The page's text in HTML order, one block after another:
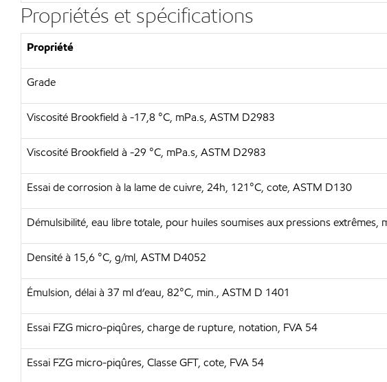
Propriétés et spécifications
Propriété
Grade
Viscosité Brookfield à -17,8 °C, mPa.s, ASTM D2983
Viscosité Brookfield à -29 °C, mPa.s, ASTM D2983
Essai de corrosion à la lame de cuivre, 24h, 121°C, cote, ASTM D130
Démulsibilité, eau libre totale, pour huiles soumises aux pressions extrêmes,
Densité à 15,6 °C, g/ml, ASTM D4052
Émulsion, délai à 37 ml d’eau, 82°C, min., ASTM D 1401
Essai FZG micro-piqûres, charge de rupture, notation, FVA 54
Essai FZG micro-piqûres, Classe GFT, cote, FVA 54